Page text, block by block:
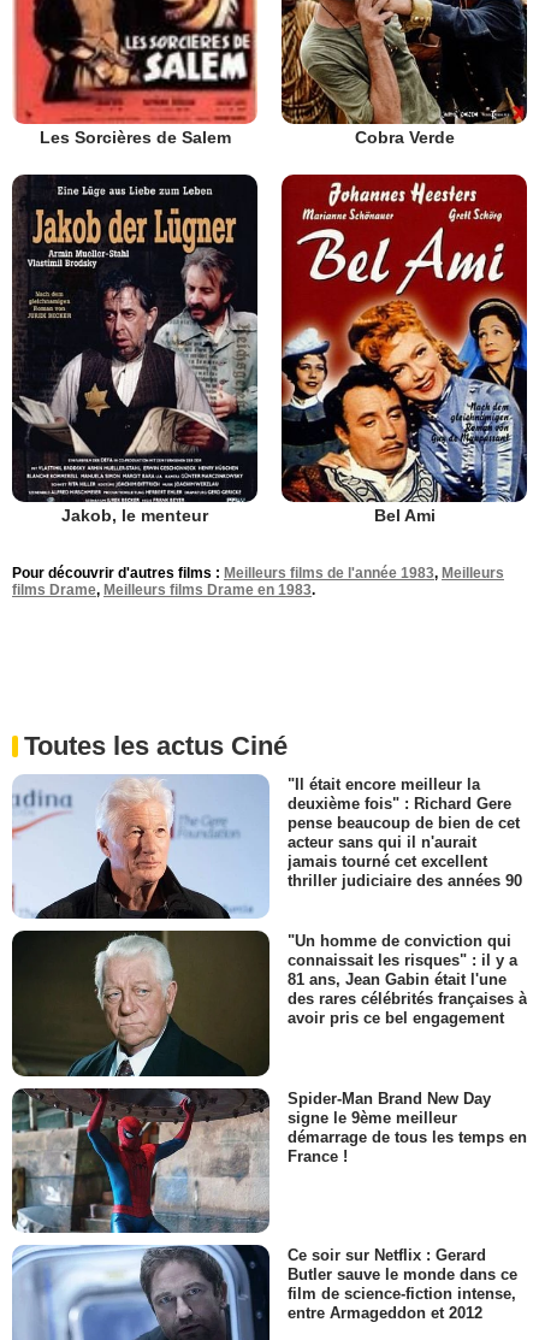
Les Sorcières de Salem Cobra Verde
Jakob, le menteur Bel Ami
Pour découvrir d'autres films : Meilleurs films de l'année 1983, Meilleurs
films Drame, Meilleurs films Drame en 1983.
Toutes les actus Ciné
"Il était encore meilleur la
deuxième fois" : Richard Gere
pense beaucoup de bien de cet
acteur sans qui il n'aurait
jamais tourné cet excellent
thriller judiciaire des années 90
"Un homme de conviction qui
connaissait les risques" : il y a
81 ans, Jean Gabin était l'une
des rares célébrités françaises à
avoir pris ce bel engagement
Spider-Man Brand New Day
signe le 9ème meilleur
démarrage de tous les temps en
France !
Ce soir sur Netflix : Gerard
Butler sauve le monde dans ce
film de science-fiction intense,
entre Armageddon et 2012